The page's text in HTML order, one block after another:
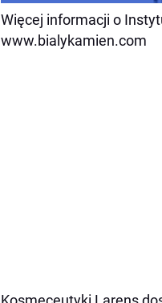
Więcej informacji o
www.bialykamien.com